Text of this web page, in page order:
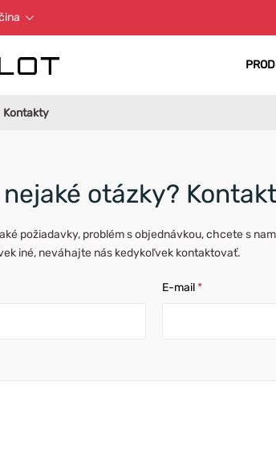
Kontakty
otázky?
požiadavky, problém s objednávkou, chcete s
iné, neváhajte nás kedykoľvek kontaktovať.
E-mail*